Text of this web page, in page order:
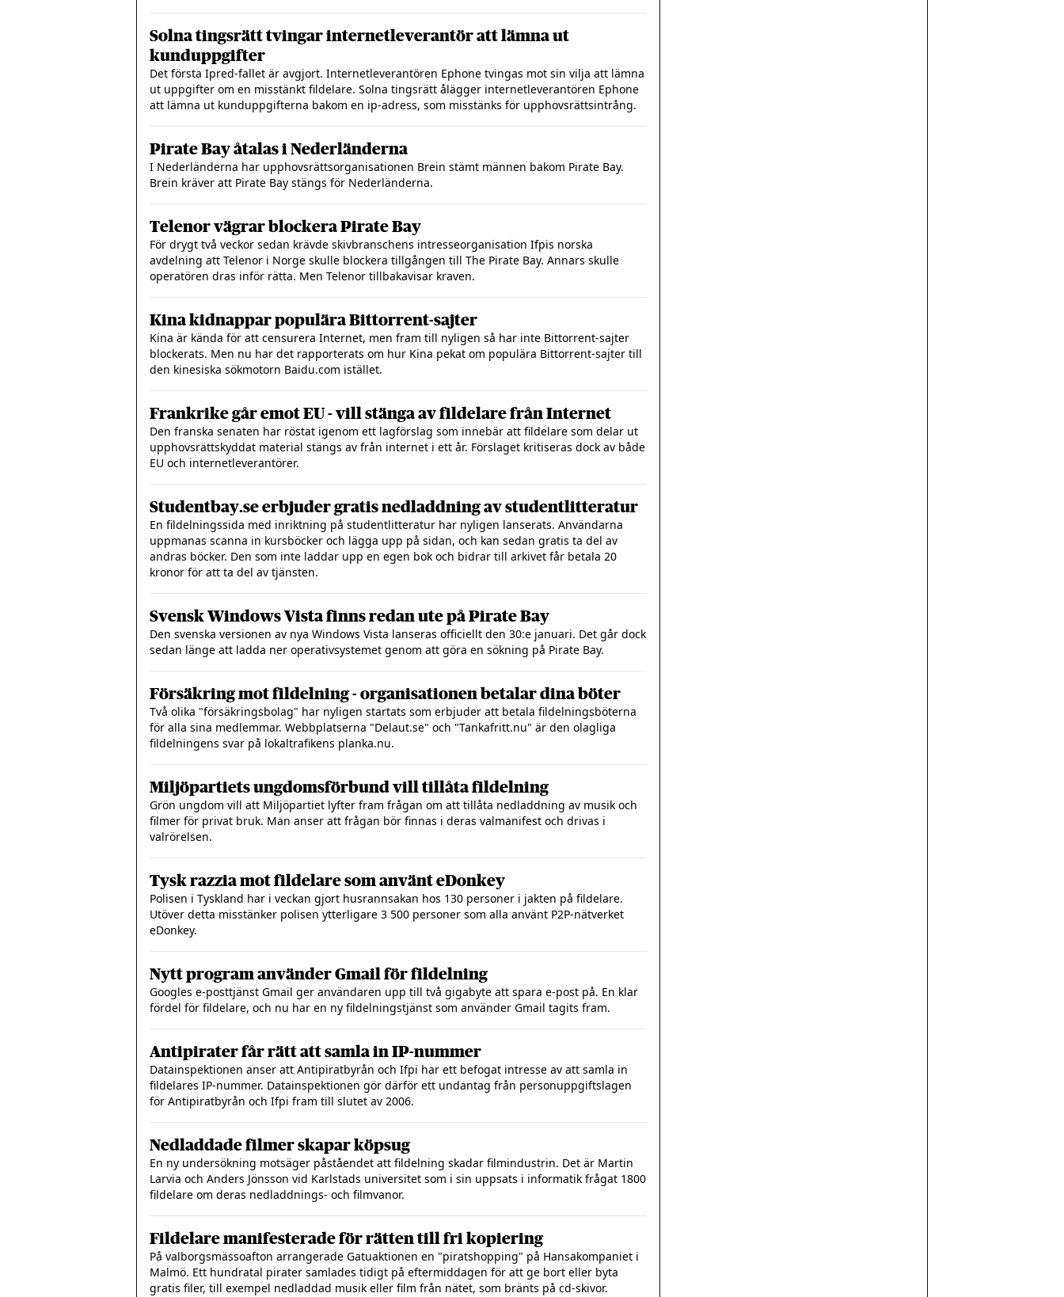
Solna tingsrätt tvingar internetleverantör att lämna ut
kunduppgifter
Det första Ipred-fallet är avgjort. Internetleverantören Ephone tvingas mot sin vilja att lämna
ut uppgifter om en misstänkt fildelare. Solna tingsrätt ålägger internetleverantören Ephone
att lämna ut kunduppgifterna bakom en ip-adress, som misstänks för upphovsrättsintrång.
Pirate Bay åtalas i Nederländerna
I Nederländerna har upphovsrättsorganisationen Brein stämt männen bakom Pirate Bay.
Brein kräver att Pirate Bay stängs för Nederländerna.
Telenor vägrar blockera Pirate Bay
För drygt två veckor sedan krävde skivbranschens intresseorganisation Ifpis norska
avdelning att Telenor i Norge skulle blockera tillgången till The Pirate Bay. Annars skulle
operatören dras inför rätta. Men Telenor tillbakavisar kraven.
Kina kidnappar populära Bittorrent-sajter
Kina är kända för att censurera Internet, men fram till nyligen så har inte Bittorrent-sajter
blockerats. Men nu har det rapporterats om hur Kina pekat om populära Bittorrent-sajter till
den kinesiska sökmotorn Baidu.com istället.
Frankrike går emot EU - vill stänga av fildelare från Internet
Den franska senaten har röstat igenom ett lagförslag som innebär att fildelare som delar ut
upphovsrättskyddat material stängs av från internet i ett år. Förslaget kritiseras dock av både
EU och internetleverantörer.
Studentbay.se erbjuder gratis nedladdning av studentlitteratur
En fildelningssida med inriktning på studentlitteratur har nyligen lanserats. Användarna
uppmanas scanna in kursböcker och lägga upp på sidan, och kan sedan gratis ta del av
andras böcker. Den som inte laddar upp en egen bok och bidrar till arkivet får betala 20
kronor för att ta del av tjänsten.
Svensk Windows Vista finns redan ute på Pirate Bay
Den svenska versionen av nya Windows Vista lanseras officiellt den 30:e januari. Det går dock
sedan länge att ladda ner operativsystemet genom att göra en sökning på Pirate Bay.
Försäkring mot fildelning - organisationen betalar dina böter
Två olika "försäkringsbolag" har nyligen startats som erbjuder att betala fildelningsböterna
för alla sina medlemmar. Webbplatserna "Delaut.se" och "Tankafritt.nu" är den olagliga
fildelningens svar på lokaltrafikens planka.nu.
Miljöpartiets ungdomsförbund vill tillåta fildelning
Grön ungdom vill att Miljöpartiet lyfter fram frågan om att tillåta nedladdning av musik och
filmer för privat bruk. Man anser att frågan bör finnas i deras valmanifest och drivas i
valrörelsen.
Tysk razzia mot fildelare som använt eDonkey
Polisen i Tyskland har i veckan gjort husrannsakan hos 130 personer i jakten på fildelare.
Utöver detta misstänker polisen ytterligare 3 500 personer som alla använt P2P-nätverket
eDonkey.
Nytt program använder Gmail för fildelning
Googles e-posttjänst Gmail ger användaren upp till två gigabyte att spara e-post på. En klar
fördel för fildelare, och nu har en ny fildelningstjänst som använder Gmail tagits fram.
Antipirater får rätt att samla in IP-nummer
Datainspektionen anser att Antipiratbyrån och Ifpi har ett befogat intresse av att samla in
fildelares IP-nummer. Datainspektionen gör därför ett undantag från personuppgiftslagen
för Antipiratbyrån och Ifpi fram till slutet av 2006.
Nedladdade filmer skapar köpsug
En ny undersökning motsäger påståendet att fildelning skadar filmindustrin. Det är Martin
Larvia och Anders Jönsson vid Karlstads universitet som i sin uppsats i informatik frågat 1800
fildelare om deras nedladdnings- och filmvanor.
Fildelare manifesterade för rätten till fri kopiering
På valborgsmässoafton arrangerade Gatuaktionen en "piratshopping" på Hansakompaniet i
Malmö. Ett hundratal pirater samlades tidigt på eftermiddagen för att ge bort eller byta
gratis filer, till exempel nedladdad musik eller film från nätet, som bränts på cd-skivor.